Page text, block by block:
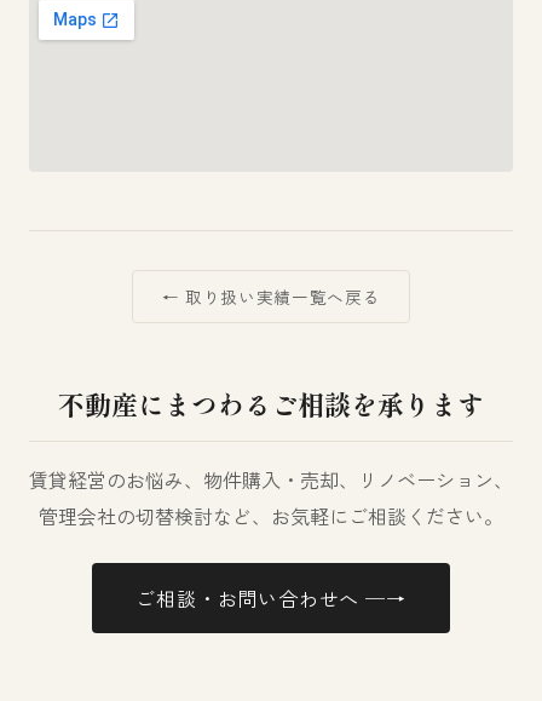
← 取り扱い実績一覧へ戻る
不動産にまつわるご相談を承ります
賃貸経営のお悩み、物件購入・売却、リノベーション、
管理会社の切替検討など、お気軽にご相談ください。
ご相談・お問い合わせへ ─→